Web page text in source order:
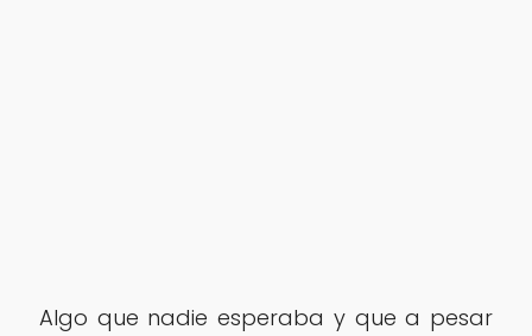
Algo que nadie esperaba y que a pesar